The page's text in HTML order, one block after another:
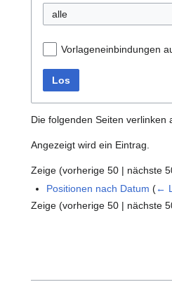
alle
Vorlageneinbindungen
Los
Die folgenden Seiten verlinken
Angezeigt wird ein Eintrag.
Zeige (vorherige 50 | nächste
Positionen nach Datum (←
Zeige (vorherige 50 | nächste